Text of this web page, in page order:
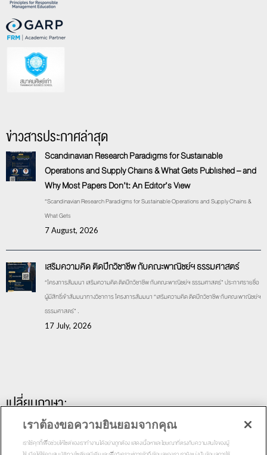
ข่าวสารประกาศล่าสุด
Scandinavian Research Paradigms for Sustainable
Operations and Supply Chains & What Gets Published – and
Why Most Papers Don’t: An Editor’s View
“Scandinavian Research Paradigms for Sustainable Operations and Supply Chains &
What Gets
7 August, 2026
เสริมความคิด ติดปีกวิชาชีพ กับคณะพาณิชย์ฯ ธรรมศาสตร์
“โครงการสัมมนา เสริมความคิด ติดปีกวิชาชีพ กับคณะพาณิชย์ฯ ธรรมศาสตร์” ประกาศรายชื่อ
ผู้มีสิทธิ์เข้าสัมมนาทางวิชาการ โครงการสัมมนา “เสริมความคิด ติดปีกวิชาชีพ กับคณะพาณิชย์ฯ
ธรรมศาสตร์” .
17 July, 2026
เปลี่ยนภาษา:
เราต้องขอความยินยอมจากคุณ
เราใช้คุกกี้เพื่อช่วยให้ไซต์ของเราทำงานได้อย่างถูกต้อง แสดงเนื้อหาและโฆษณาที่ตรงกับความสนใจของผู้